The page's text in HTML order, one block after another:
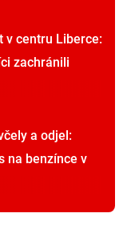
v centru Liberce:
zachránili
a odjel:
na benzínce v